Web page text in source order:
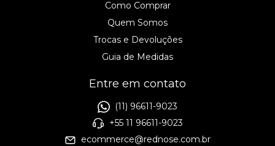
Como Comprar
Quem Somos
Trocas e Devoluções
Guia de Medidas
Entre em contato
(11) 96611-9023
+55 11 96611-9023
ecommerce@rednose.com.br